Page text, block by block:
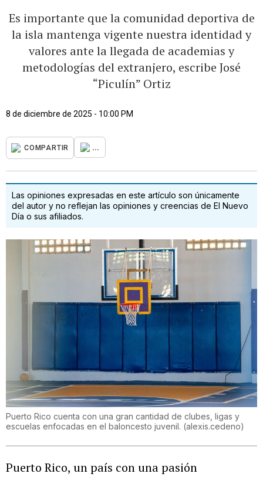
Es importante que la comunidad deportiva de
la isla mantenga vigente nuestra identidad y
valores ante la llegada de academias y
metodologías del extranjero, escribe José
“Piculín” Ortiz
8 de diciembre de 2025 - 10:00 PM
COMPARTIR ...
Las opiniones expresadas en este artículo son únicamente
del autor y no reflejan las opiniones y creencias de El Nuevo
Día o sus afiliados.
Puerto Rico cuenta con una gran cantidad de clubes, ligas y
escuelas enfocadas en el baloncesto juvenil. (alexis.cedeno)
Puerto Rico, un país con una pasión